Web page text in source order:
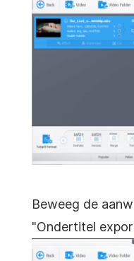
Beweeg de
"Ondertitel